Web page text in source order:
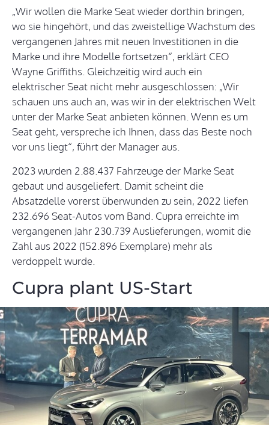
„Wir wollen die Marke Seat wieder dorthin bringen,
wo sie hingehört, und das zweistellige Wachstum des
vergangenen Jahres mit neuen Investitionen in die
Marke und ihre Modelle fortsetzen“, erklärt CEO
Wayne Griffiths. Gleichzeitig wird auch ein
elektrischer Seat nicht mehr ausgeschlossen: „Wir
schauen uns auch an, was wir in der elektrischen Welt
unter der Marke Seat anbieten können. Wenn es um
Seat geht, verspreche ich Ihnen, dass das Beste noch
vor uns liegt“, führt der Manager aus.
2023 wurden 2.88.437 Fahrzeuge der Marke Seat
gebaut und ausgeliefert. Damit scheint die
Absatzdelle vorerst überwunden zu sein, 2022 liefen
232.696 Seat-Autos vom Band. Cupra erreichte im
vergangenen Jahr 230.739 Auslieferungen, womit die
Zahl aus 2022 (152.896 Exemplare) mehr als
verdoppelt wurde.
Cupra plant US-Start